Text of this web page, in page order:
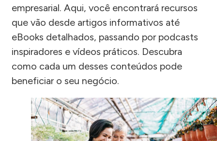
empresarial. Aqui, você encontrará recursos
que vão desde artigos informativos até
eBooks detalhados, passando por podcasts
inspiradores e vídeos práticos. Descubra
como cada um desses conteúdos pode
beneficiar o seu negócio.